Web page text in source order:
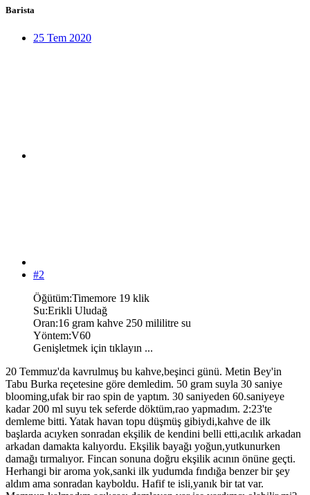
Barista
25 Tem 2020
#2
Öğütüm:Timemore 19 klik
Su:Erikli Uludağ
Oran:16 gram kahve 250 mililitre su
Yöntem:V60
Genişletmek için tıklayın ...
20 Temmuz'da kavrulmuş bu kahve,beşinci günü. Metin Bey'in
Tabu Burka reçetesine göre demledim. 50 gram suyla 30 saniye
blooming,ufak bir rao spin de yaptım. 30 saniyeden 60.saniyeye
kadar 200 ml suyu tek seferde döktüm,rao yapmadım. 2:23'te
demleme bitti. Yatak havan topu düşmüş gibiydi,kahve de ilk
başlarda acıyken sonradan ekşilik de kendini belli etti,acılık arkadan
arkadan damakta kalıyordu. Ekşilik bayağı yoğun,yutkunurken
damağı tırmalıyor. Fincan sonuna doğru ekşilik acının önüne geçti.
Herhangi bir aroma yok,sanki ilk yudumda fındığa benzer bir şey
aldım ama sonradan kayboldu. Hafif te isli,yanık bir tat var.